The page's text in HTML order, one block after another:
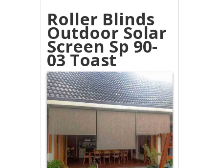
Roller Blinds
Outdoor Solar
Screen Sp 90-
03 Toast